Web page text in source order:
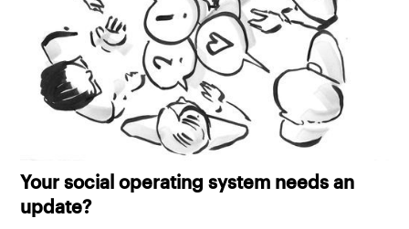
Your social operating system needs an
update?